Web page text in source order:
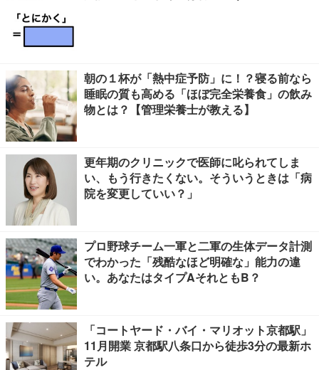
朝の１杯が「熱中症予防」に！？寝る前なら
睡眠の質も高める「ほぼ完全栄養食」の飲み
物とは？【管理栄養士が教える】
更年期のクリニックで医師に叱られてしま
い、もう行きたくない。そういうときは「病
院を変更していい？」
プロ野球チーム一軍と二軍の生体データ計測
でわかった「残酷なほど明確な」能力の違
い。あなたはタイプAそれともB？
「コートヤード・バイ・マリオット京都駅」
11月開業 京都駅八条口から徒歩3分の最新ホ
テル